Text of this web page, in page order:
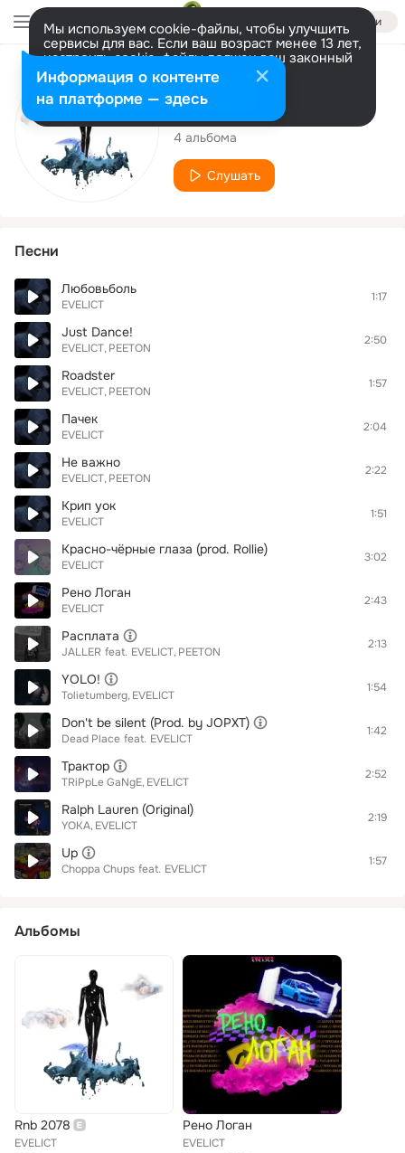
Войти
Мы используем cookie-файлы, чтобы улучшить
сервисы для вас. Если ваш возраст менее 13 лет,
настроить cookie-файлы должен ваш законный
представитель. Больше информации
Разрешить все Настроить
Исполнитель
EVELICT
4 альбома
Слушать
Песни
Любовьболь
EVELICT
1:17
Just Dance!
EVELICT PEETON
2:50
Roadster
EVELICT PEETON
1:57
Пачек
EVELICT
2:04
Не важно
EVELICT PEETON
2:22
Крип уок
EVELICT
1:51
Красно-чёрные глаза (prod. Rollie)
EVELICT
3:02
Рено Логан
EVELICT
2:43
Расплата
JALLER feat. EVELICT PEETON
2:13
YOLO!
Tolietumberg EVELICT
1:54
Don't be silent (Prod. by JOPXT)
Dead Place feat. EVELICT
1:42
Трактор
TRiPpLe GaNgE EVELICT
2:52
Ralph Lauren (Original)
YOKA EVELICT
2:19
Up
Choppa Chups feat. EVELICT
1:57
Альбомы
Rnb 2078
EVELICT
Рено Логан
EVELICT
Информация о контенте
на платформе — здесь